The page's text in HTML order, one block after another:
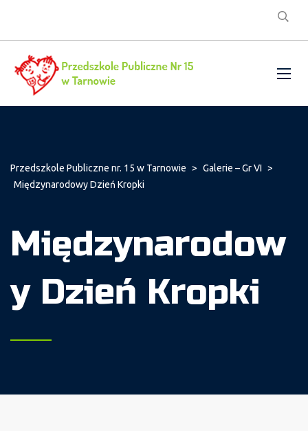
Przedszkole Publiczne nr. 15 w Tarnowie > Galerie – Gr VI >
Międzynarodowy Dzień Kropki
Międzynarodow
y Dzień Kropki